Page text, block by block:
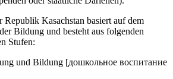
Republik Kasachstan basiert auf dem
Bildung und besteht aus folgenden
Stufen:
und Bildung [дошкольное воспитание